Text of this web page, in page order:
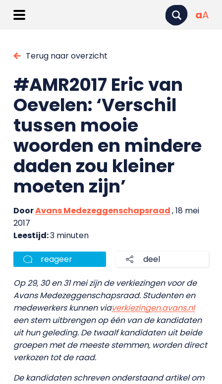
aA
Terug naar overzicht
#AMR2017 Eric van
Oevelen: ‘Verschil
tussen mooie
woorden en mindere
daden zou kleiner
moeten zijn’
DoorAvans Medezeggenschapsraad, 18 mei
2017
Leestijd:3 minuten
reageer deel
Op 29, 30 en 31 mei zijn de verkiezingen voor de
Avans Medezeggenschapsraad. Studenten en
medewerkers kunnen viaverkiezingen.avans.nl
een stem uitbrengen op één van de kandidaten
uit hun geleding. De twaalf kandidaten uit beide
groepen met de meeste stemmen, worden direct
verkozen tot de raad.
De kandidaten schreven onderstaand artikel om